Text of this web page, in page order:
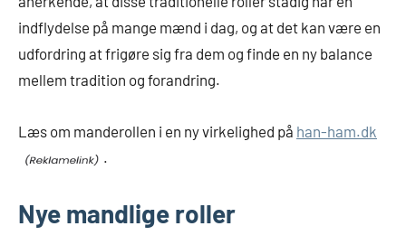
indflydelse på mange mænd i dag, og at det kan være en
udfordring at frigøre sig fra dem og finde en ny balance
mellem tradition og forandring.
Læs om manderollen i en ny virkelighed på han-ham.dk
.
Nye mandlige roller